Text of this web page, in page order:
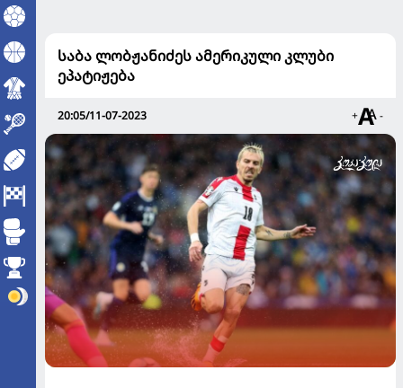
საბა ლობჟანიძეს ამერიკული კლუბი
ეპატიჟება
20:05/11-07-2023 + -